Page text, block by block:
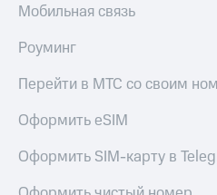
Мобильная связь
Роуминг
Перейти в МТС со своим
Оформить eSIM
Оформить SIM-карту в